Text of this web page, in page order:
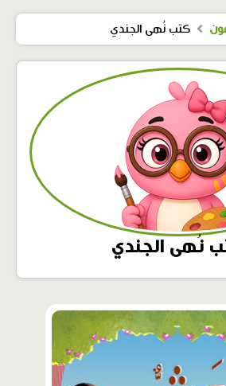
كتب نُهى الجندي
نُهى الجندي